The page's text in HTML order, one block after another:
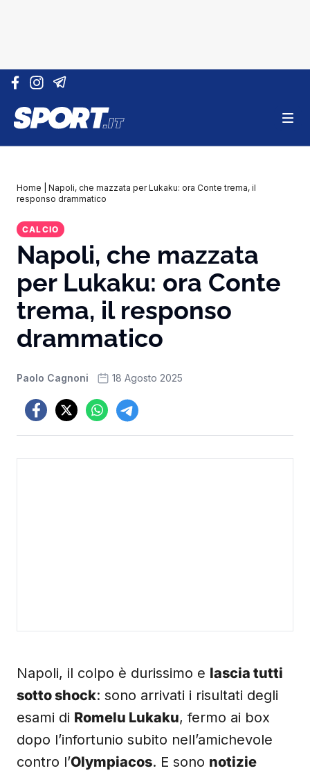
Vai al contenuto
Home
Napoli, che mazzata per Lukaku: ora Conte trema, il
responso drammatico
CALCIO
Napoli, che mazzata
per Lukaku: ora Conte
trema, il responso
drammatico
Paolo Cagnoni 18 Agosto 2025
Napoli, il colpo è durissimo e lascia tutti
sotto shock: sono arrivati i risultati degli
esami di Romelu Lukaku, fermo ai box
dopo l’infortunio subito nell’amichevole
contro l’Olympiacos. E sono notizie